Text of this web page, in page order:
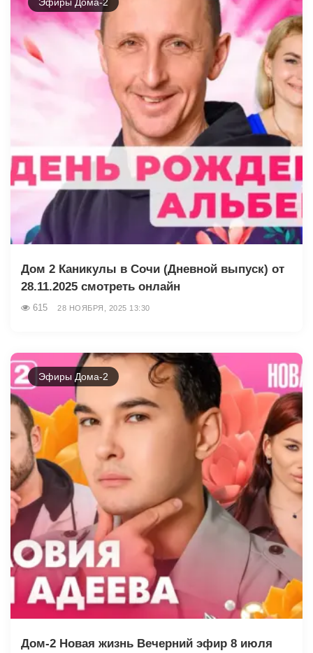
Дом 2 Каникулы в Сочи (Дневной выпуск) от
28.11.2025 смотреть онлайн
615 28 НОЯБРЯ, 2025 13:30
Эфиры Дома-2
Дом-2 Новая жизнь Вечерний эфир 8 июля